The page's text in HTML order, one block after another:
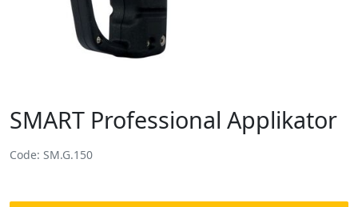
SMART Professional Applikator
Code: SM.G.150